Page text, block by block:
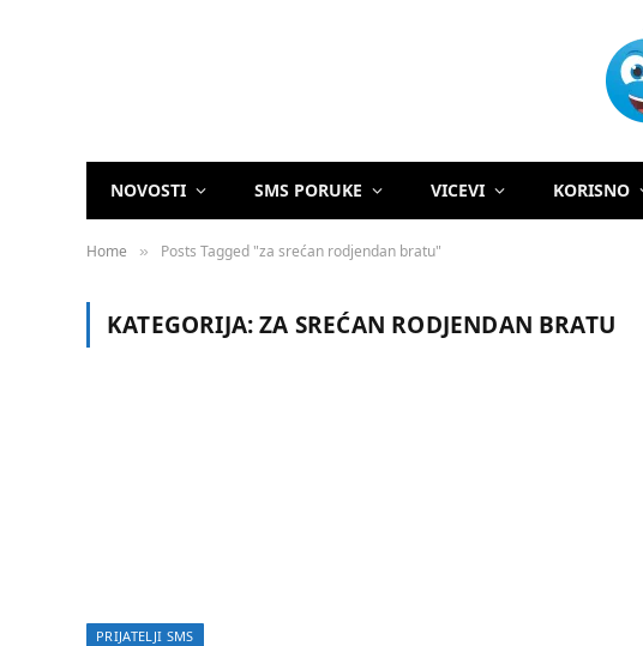
NOVOSTI SMS PORUKE VICEVI KORISNO
Home » Posts Tagged "za srećan rodjendan bratu"
KATEGORIJA:ZA SREĆAN RODJENDAN BRATU
PRIJATELJI SMS